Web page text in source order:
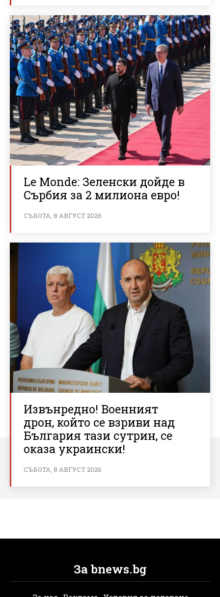
Le Monde: Зеленски дойде в
Сърбия за 2 милиона евро!
СЪБОТА, 8 АВГУСТ 2026
Извънредно! Военният
дрон, който се взриви над
България тази сутрин, се
оказа украински!
СЪБОТА, 8 АВГУСТ 2026
За bnews.bg